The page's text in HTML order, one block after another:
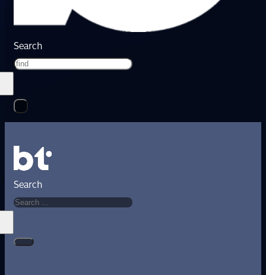
Search
Search